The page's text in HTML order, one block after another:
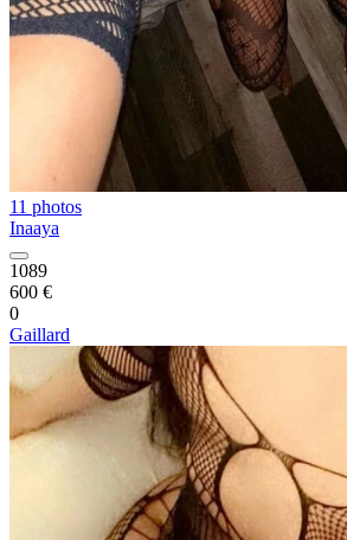
11 photos
Inaaya
1089
600 €
0
Gaillard